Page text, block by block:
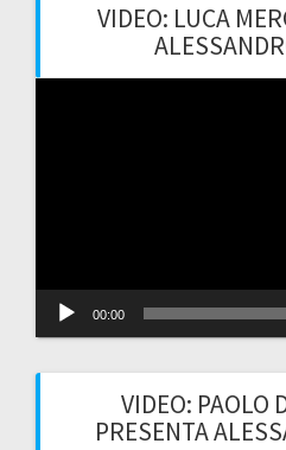
VIDEO: LUCA
00:00
VIDEO: PAOLO
PRESENTA